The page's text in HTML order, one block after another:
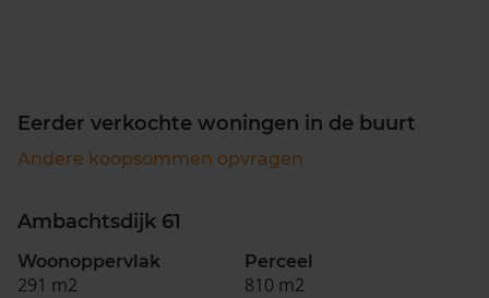
Eerder verkochte woningen in de buurt
Andere koopsommen opvragen
Ambachtsdijk 61
Woonoppervlak
291 m2
Perceel
810 m2